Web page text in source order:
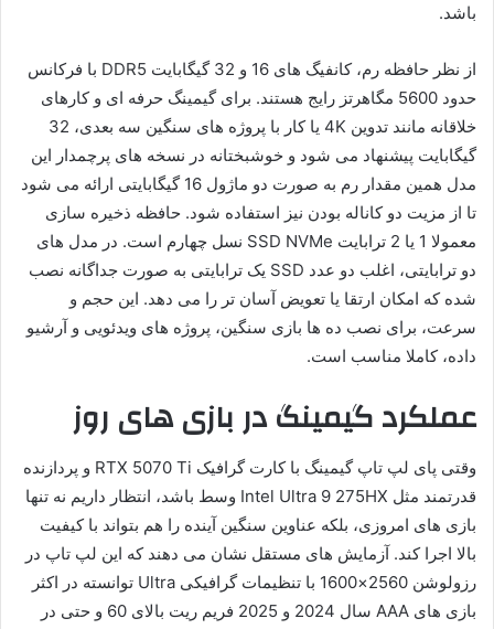
باشد.
از نظر حافظه رم، کانفیگ های 16 و 32 گیگابایت DDR5 با فرکانس
حدود 5600 مگاهرتز رایج هستند. برای گیمینگ حرفه ای و کارهای
خلاقانه مانند تدوین 4K یا کار با پروژه های سنگین سه بعدی، 32
گیگابایت پیشنهاد می شود و خوشبختانه در نسخه های پرچمدار این
مدل همین مقدار رم به صورت دو ماژول 16 گیگابایتی ارائه می شود
تا از مزیت دو کاناله بودن نیز استفاده شود. حافظه ذخیره سازی
معمولا 1 یا 2 ترابایت SSD NVMe نسل چهارم است. در مدل های
دو ترابایتی، اغلب دو عدد SSD یک ترابایتی به صورت جداگانه نصب
شده که امکان ارتقا یا تعویض آسان تر را می دهد. این حجم و
سرعت، برای نصب ده ها بازی سنگین، پروژه های ویدئویی و آرشیو
داده، کاملا مناسب است.
عملکرد گیمینگ در بازی های روز
وقتی پای لپ تاپ گیمینگ با کارت گرافیک RTX 5070 Ti و پردازنده
قدرتمند مثل Intel Ultra 9 275HX وسط باشد، انتظار داریم نه تنها
بازی های امروزی، بلکه عناوین سنگین آینده را هم بتواند با کیفیت
بالا اجرا کند. آزمایش های مستقل نشان می دهند که این لپ تاپ در
رزولوشن 2560×1600 با تنظیمات گرافیکی Ultra توانسته در اکثر
بازی های AAA سال 2024 و 2025 فریم ریت بالای 60 و حتی در